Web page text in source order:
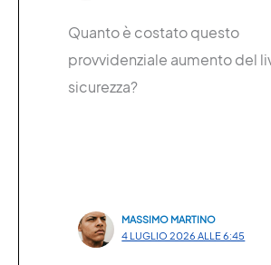
Quanto è costato questo
provvidenziale aumento del
sicurezza?
MASSIMO MARTINO
4 LUGLIO 2026 ALLE 6:45